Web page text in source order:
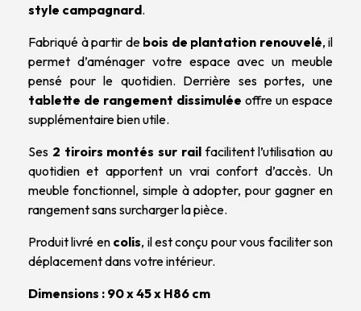
style campagnard.
Fabriqué à partir de bois de plantation renouvelé, il
permet d’aménager votre espace avec un meuble
pensé pour le quotidien. Derrière ses portes, une
tablette de rangement dissimulée offre un espace
supplémentaire bien utile.
Ses 2 tiroirs montés sur railfacilitent l’utilisation au
quotidien et apportent un vrai confort d’accès. Un
meuble fonctionnel, simple à adopter, pour gagner en
rangement sans surcharger la pièce.
Produit livré en colis, il est conçu pour vous faciliter son
déplacement dans votre intérieur.
Dimensions : 90 x 45 x H86 cm